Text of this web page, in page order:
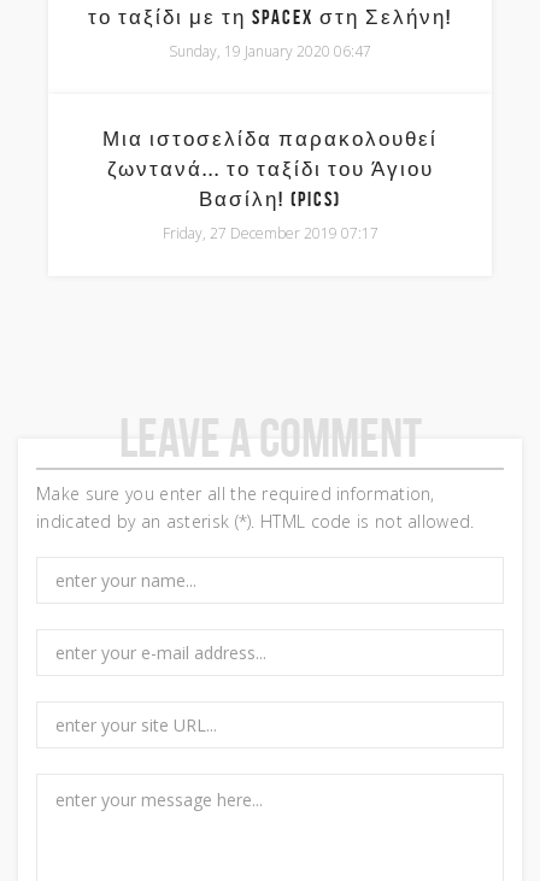
το ταξίδι με τη SpaceX στη Σελήνη!
Sunday, 19 January 2020 06:47
Μια ιστοσελίδα παρακολουθεί
ζωντανά... το ταξίδι του Άγιου
Βασίλη! (pics)
Friday, 27 December 2019 07:17
Leave a comment
Make sure you enter all the required information,
indicated by an asterisk (*). HTML code is not allowed.